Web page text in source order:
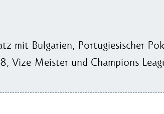
mit Bulgarien, Portugiesischer
Vize-Meister und Champions